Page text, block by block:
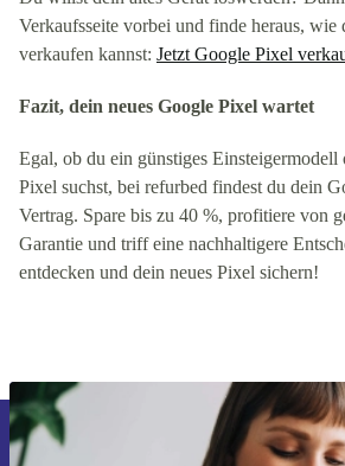
Verkaufsseite vorbei und finde heraus, wie
verkaufen kannst: Jetzt Google Pixel
Fazit, dein neues Google Pixel wartet
Egal, ob du ein günstiges
Pixel suchst, bei refurbed findest du dein
Vertrag. Spare bis zu 40 %, profitiere von
Garantie und triff eine nachhaltigere
entdecken und dein neues Pixel sichern!
Erstmals zum